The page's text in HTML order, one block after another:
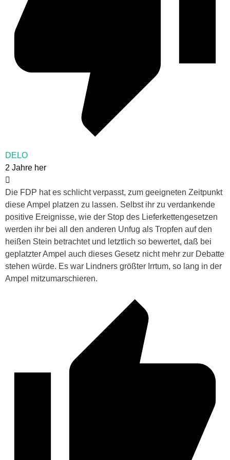
DELO
2 Jahre her
Die FDP hat es schlicht verpasst, zum geeigneten Zeitpunkt
diese Ampel platzen zu lassen. Selbst ihr zu verdankende
positive Ereignisse, wie der Stop des Lieferkettengesetzen
werden ihr bei all den anderen Unfug als Tropfen auf den
heißen Stein betrachtet und letztlich so bewertet, daß bei
geplatzter Ampel auch dieses Gesetz nicht mehr zur Debatte
stehen würde. Es war Lindners größter Irrtum, so lang in der
Ampel mitzumarschieren.